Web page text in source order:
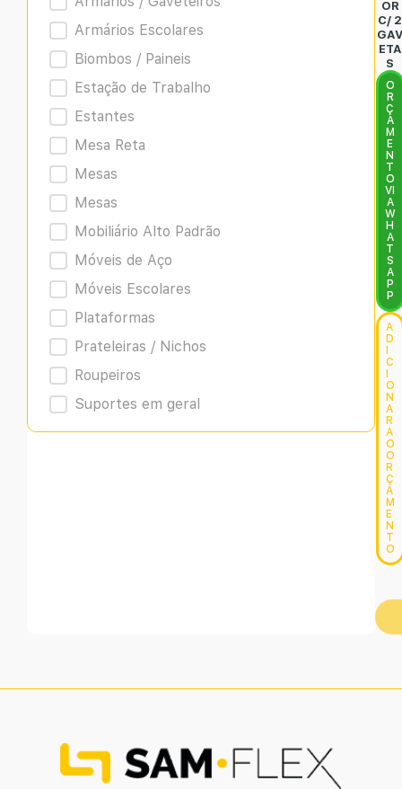
Armários Escolares
Biombos / Paineis
Estação de Trabalho
Estantes
Mesa Reta
Mesas
Mesas
Mobiliário Alto Padrão
Móveis de Aço
Móveis Escolares
Plataformas
Prateleiras / Nichos
Roupeiros
Suportes em geral
OR
C/ 2
ETA
S
O
R
Ç
A
M
E
N
T
O
VI
A
W
H
A
T
S
A
P
P
A
D
C
O
N
A
R
A
O
O
R
Ç
A
M
E
N
T
O